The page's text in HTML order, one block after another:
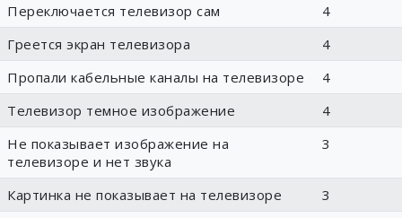
Переключается телевизор сам
4
Греется экран телевизора
4
Пропали кабельные каналы на телевизоре
4
Телевизор темное изображение
4
Не показывает изображение на
телевизоре и нет звука
3
Картинка не показывает на телевизоре
3